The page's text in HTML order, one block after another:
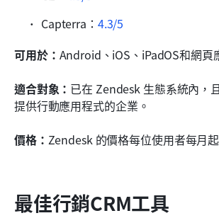
Capterra： 4.3/5
可用於： Android、iOS、iPadOS和網頁
適合對象： 已在 Zendesk 生態系統內，
提供行動應用程式的企業。
價格： Zendesk 的價格每位使用者每月
最佳行銷CRM工具